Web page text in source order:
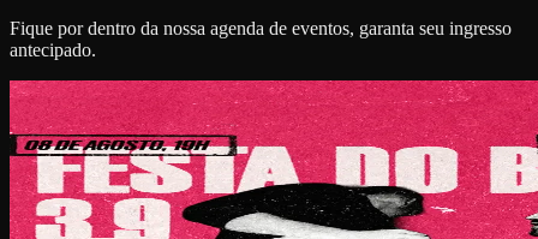
Fique por dentro da nossa agenda de eventos, garanta seu ingresso
antecipado.